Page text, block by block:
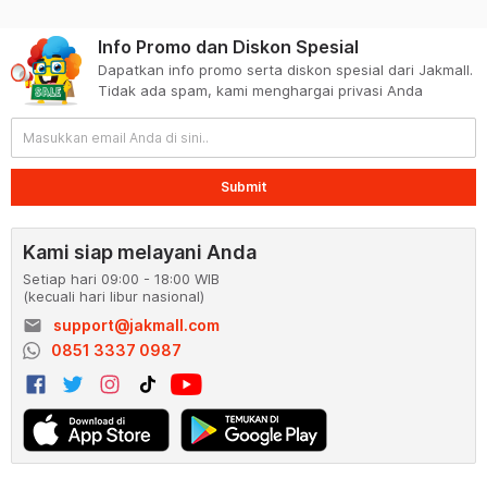
Info Promo dan Diskon Spesial
Dapatkan info promo serta diskon spesial dari Jakmall.
Tidak ada spam, kami menghargai privasi Anda
Submit
Kami siap melayani Anda
Setiap hari 09:00 - 18:00 WIB
(kecuali hari libur nasional)
email
support@jakmall.com
0851 3337 0987